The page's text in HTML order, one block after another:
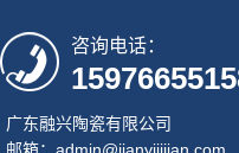
咨询电话：
广东融兴陶瓷有限公司